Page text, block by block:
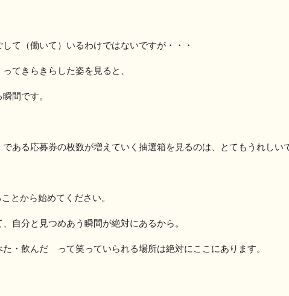
て（働いて）いるわけではないですが・・・
てきらきらした姿を見ると、
間です。
ある応募券の枚数が増えていく抽選箱を見るのは、とてもうれしい
とから始めてください。
自分と見つめあう瞬間が絶対にあるから。
・飲んだ って笑っていられる場所は絶対にここにあります。